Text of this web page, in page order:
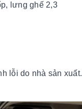
lưng ghế 2,3
lỗi do nhà sản xuất.